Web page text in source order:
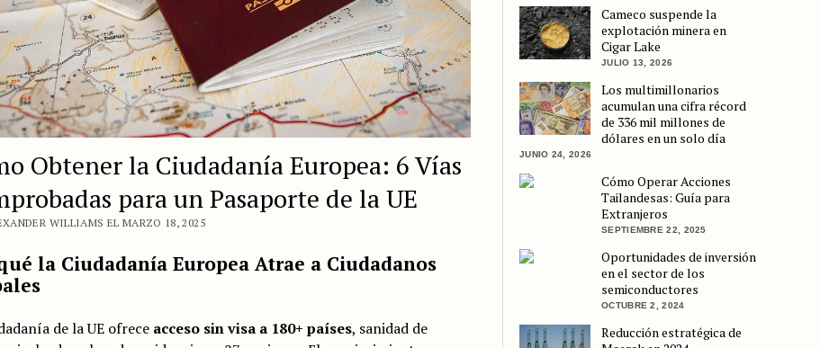
Obtener la Ciudadanía Europea: 6 Vías
para un Pasaporte de la UE
WILLIAMS EL MARZO 18, 2025
la Ciudadanía Europea Atrae a Ciudadanos
de la UE ofrece acceso sin visa a 180+ países, sanidad de
Cameco suspende la
explotación minera en
Cigar Lake
JULIO 13, 2026
Los multimillonarios
acumulan una cifra récord
de 336 mil millones de
dólares en un solo día
JUNIO 24, 2026
Cómo Operar Acciones
Tailandesas: Guía para
Extranjeros
SEPTIEMBRE 22, 2025
Oportunidades de inversión
en el sector de los
semiconductores
OCTUBRE 2, 2024
Reducción estratégica de